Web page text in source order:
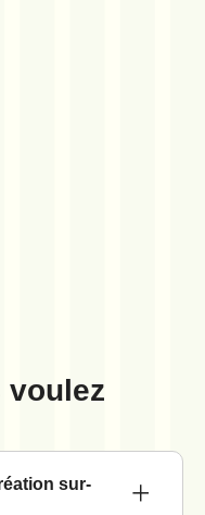
voulez
sur-